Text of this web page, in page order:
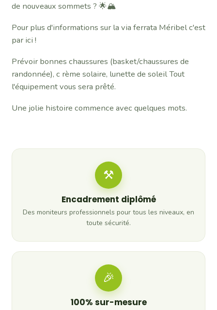
de nouveaux sommets ? 🌟🏔️
Pour plus d'informations sur la via ferrata Méribel c'est
par ici !
Prévoir bonnes chaussures (basket/chaussures de
randonnée), c rème solaire, lunette de soleil Tout
l'équipement vous sera prêté.
Une jolie histoire commence avec quelques mots.
⚒
Encadrement diplômé
Des moniteurs professionnels pour tous les niveaux, en
toute sécurité.
🎉
100% sur-mesure